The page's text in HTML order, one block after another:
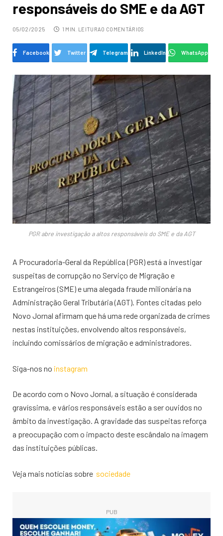
responsáveis do SME e da AGT
05/02/2025 1 MIN. LEITURA0 COMENTÁRIOS
Facebook Twitter Telegram LinkedIn WhatsApp
PGR abre investigação a altos responsáveis do SME e da AGT
A Procuradoria-Geral da República (PGR) está a investigar
suspeitas de corrupção no Serviço de Migração e
Estrangeiros (SME) e uma alegada fraude milionária na
Administração Geral Tributária (AGT). Fontes citadas pelo
Novo Jornal afirmam que há uma rede organizada de crimes
nestas instituições, envolvendo altos responsáveis,
incluindo comissários de migração e administradores.
Siga-nos no instagram
De acordo com o Novo Jornal, a situação é considerada
gravíssima, e vários responsáveis estão a ser ouvidos no
âmbito da investigação. A gravidade das suspeitas reforça
a preocupação com o impacto deste escândalo na imagem
das instituições públicas.
Veja mais notícias sobre sociedade
PUB